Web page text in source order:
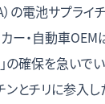
の電池サプライ
ー・自動車OEM
の確保を急いでい
ンとチリに参入